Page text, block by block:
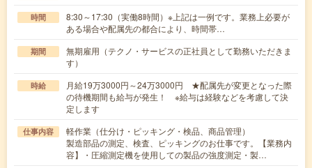
時間
8:30～17:30（実働8時間）※上記は一例です。業務上必要が
ある場合や配属先の都合により、時間帯…
期間
無期雇用（テクノ・サービスの正社員として勤務いただきま
す）
時給
月給19万3000円～24万3000円 ★配属先が変更となった際
の待機期間も給与が発生！ ※給与は経験などを考慮して決
定します
仕事内容
軽作業（仕分け・ピッキング・検品、商品管理）
製造部品の測定、検査、ピッキングのお仕事です。【業務内
容】・圧縮測定機を使用しての製品の強度測定・製…